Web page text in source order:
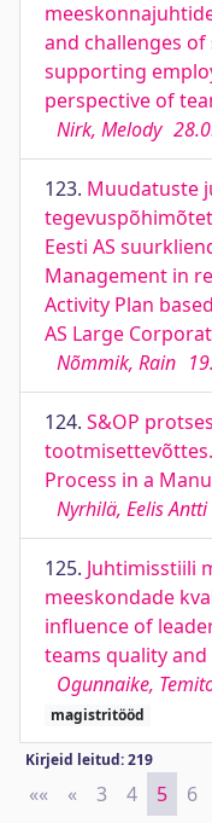
and challenges
supporting
perspective of
Nirk, Melody
123. Muudatuste
Eesti AS
Management in
Activity Plan
AS Large
Nõmmik, Rain
124. S&OP
Process in a
Nyrhilä, Eelis Antti
125. Juhtimisstiili
meeskondade
influence of
teams quality
Ogunnaike,
magistritööd
Kirjeid leitud: 219
«« First
« Previous
3 4 5 6